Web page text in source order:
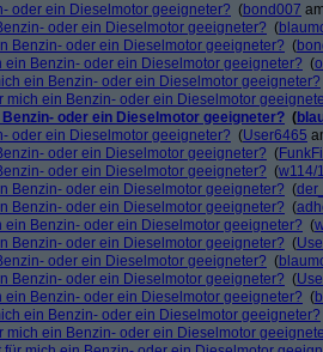
oder ein Dieselmotor geeigneter? (bond007
oder ein Dieselmotor geeigneter? (
Benzin- oder ein Dieselmotor geeigneter? (
ein Benzin- oder ein Dieselmotor geeigneter? (
ein Benzin- oder ein Dieselmotor geeigneter?
mich ein Benzin- oder ein Dieselmotor
oder ein Dieselmotor geeigneter? (
oder ein Dieselmotor geeigneter? (User6465
oder ein Dieselmotor geeigneter? (
oder ein Dieselmotor geeigneter? (w114/
Benzin- oder ein Dieselmotor geeigneter? (
Benzin- oder ein Dieselmotor geeigneter? (
ein Benzin- oder ein Dieselmotor geeigneter? (
Benzin- oder ein Dieselmotor geeigneter? (
oder ein Dieselmotor geeigneter? (
Benzin- oder ein Dieselmotor geeigneter? (
ein Benzin- oder ein Dieselmotor geeigneter? (
ein Benzin- oder ein Dieselmotor geeigneter?
mich ein Benzin- oder ein Dieselmotor